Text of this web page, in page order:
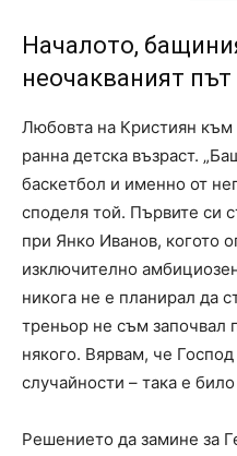
Началото,
неочакваният път
Любовта на Кристиян към
ранна детска възраст.
баскетбол и именно от
споделя той. Първите си
при Янко Иванов, когото
изключително
никога не е планирал да
треньор не съм започвал
някого. Вярвам, че
случайности – така е
Решението да замине за